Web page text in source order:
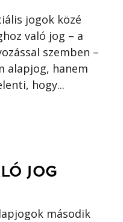
jogok közé
való jog – a
szemben –
alapjog, hanem
hogy...
JOG
második